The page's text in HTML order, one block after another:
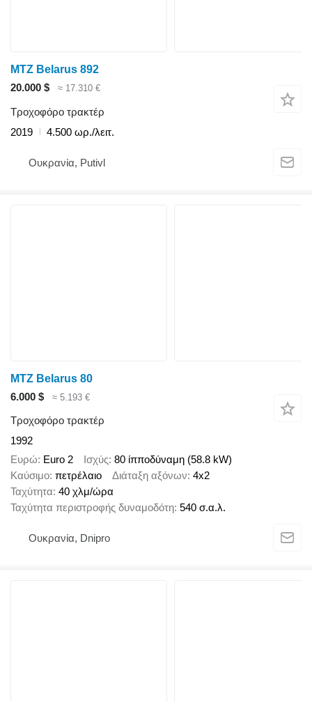
MTZ Belarus 892
20.000 $
≈ 17.310 €
Τροχοφόρο τρακτέρ
2019
4.500 ωρ./λειτ.
Ουκρανία, Putivl
MTZ Belarus 80
6.000 $
≈ 5.193 €
Τροχοφόρο τρακτέρ
1992
Ευρώ Euro 2 Ισχύς 80 ίπποδύναμη (58.8 kW)
Καύσιμο πετρέλαιο Διάταξη αξόνων 4x2
Ταχύτητα 40 χλμ/ώρα
Ταχύτητα περιστροφής δυναμοδότη 540 σ.α.λ.
Ουκρανία, Dnipro